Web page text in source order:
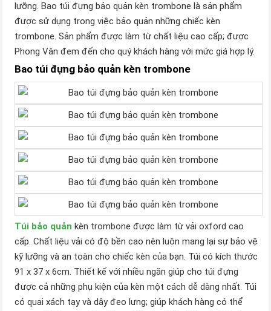
lưỡng. Bao túi đựng bảo quản kèn trombone là sản phẩm
được sử dụng trong việc bảo quản những chiếc kèn
trombone. Sản phẩm được làm từ chất liệu cao cấp; được
Phong Vân đem đến cho quý khách hàng với mức giá hợp lý.
Bao túi đựng bảo quản kèn trombone
Túi bảo quản kèn trombone được làm từ vải oxford cao
cấp. Chất liệu vải có độ bền cao nên luôn mang lại sự bảo vệ
kỹ lưỡng và an toàn cho chiếc kèn của bạn. Túi có kích thước
91 x 37 x 6cm. Thiết kế với nhiều ngăn giúp cho túi đựng
được cả những phụ kiện của kèn một cách dễ dàng nhất. Túi
có quai xách tay và dây đeo lưng; giúp khách hàng có thể